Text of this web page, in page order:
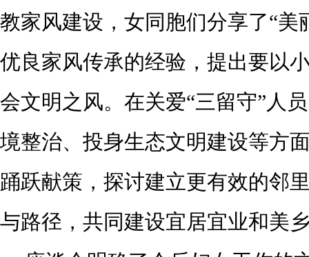
教家风建设，女同胞们分享了“美
优良家风传承的经验，提出要以
会文明之风。在关爱“三留守”人
境整治、投身生态文明建设等方
踊跃献策，探讨建立更有效的邻
与路径，共同建设宜居宜业和美